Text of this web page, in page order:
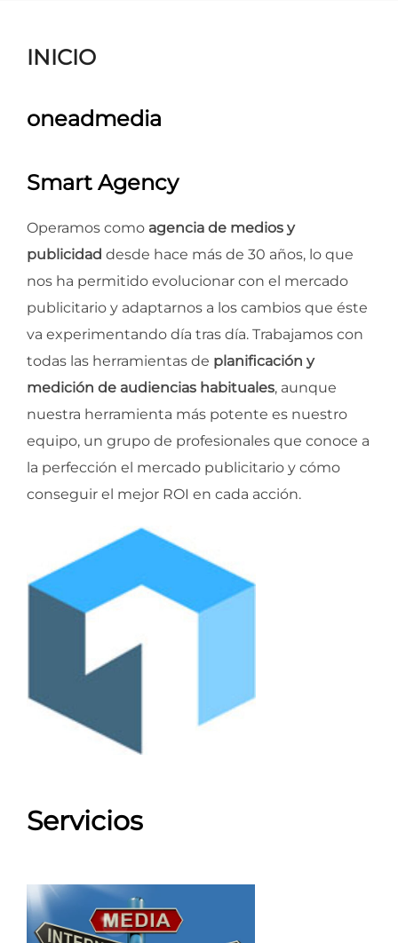
INICIO
oneadmedia
Smart Agency
Operamos como agencia de medios y
publicidad desde hace más de 30 años, lo que
nos ha permitido evolucionar con el mercado
publicitario y adaptarnos a los cambios que éste
va experimentando día tras día. Trabajamos con
todas las herramientas de planificación y
medición de audiencias habituales, aunque
nuestra herramienta más potente es nuestro
equipo, un grupo de profesionales que conoce a
la perfección el mercado publicitario y cómo
conseguir el mejor ROI en cada acción.
Servicios